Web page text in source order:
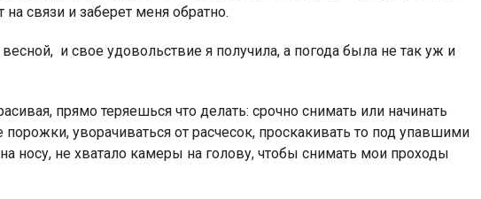
связи и заберет меня обратно.
и свое удовольствие я получила, а погода была не так уж и
прямо теряешься что делать: срочно снимать или начинать
уворачиваться от расчесок, проскакивать то под упавшими
носу, не хватало камеры на голову, чтобы снимать мои проходы